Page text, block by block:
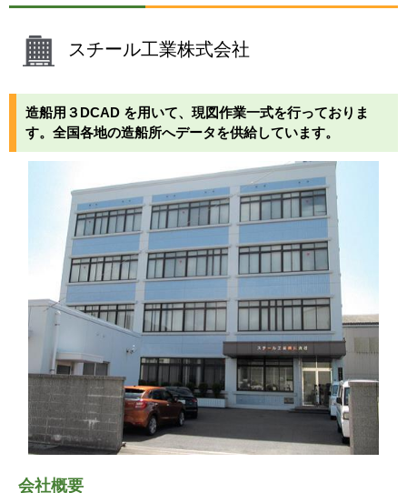
スチール工業株式会社
造船用３DCAD を用いて、現図作業一式を行っておりま
す。全国各地の造船所へデータを供給しています。
会社概要